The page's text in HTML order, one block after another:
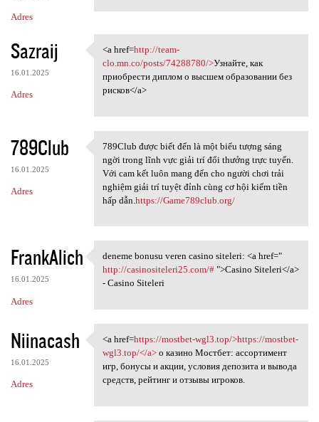
Adres
Sazraij
16.01.2025
Adres
<a href=http://team-clo.mn.co
<a href=http://team-
clo.mn.co/posts/74288780/>Узнайте, как
приобрести диплом о высшем образовании без
рисков</a>
789Club
16.01.2025
Adres
789Club được biết đến là một
789Club được biết đến là một biểu tượng sáng
ngời trong lĩnh vực giải trí đổi thưởng trực tuyến.
Với cam kết luôn mang đến cho người chơi trải
nghiệm giải trí tuyệt đỉnh cùng cơ hội kiếm tiền
hấp dẫn. https://Game789club.org/
FrankAlich
16.01.2025
Adres
deneme bonusu veren casino
deneme bonusu veren casino siteleri: <a href="
http://casinositeleri25.com/#">Casino Siteleri</a>
- Casino Siteleri
Niinacash
16.01.2025
Adres
<a href=https://mostbet-wgl3
<a href=https://mostbet-wgl3.top/>https://mostbet-
wgl3.top/</a>о казино Мостбет: ассортимент
игр, бонусы и акции, условия депозита и вывода
средств, рейтинг и отзывы игроков.